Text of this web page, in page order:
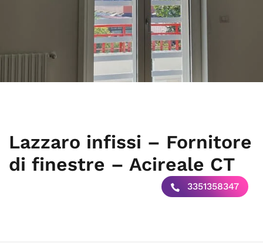
Lazzaro infissi – Fornitore
di finestre – Acireale CT
3351358347